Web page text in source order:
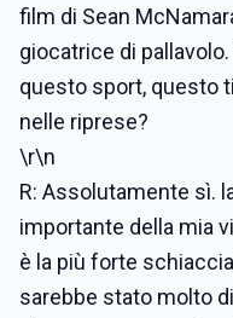
film di Sean
giocatrice di
questo sport, questo
nelle riprese?
\r\n
R: Assolutamente sì.
importante della mia
è la più forte
sarebbe stato molto